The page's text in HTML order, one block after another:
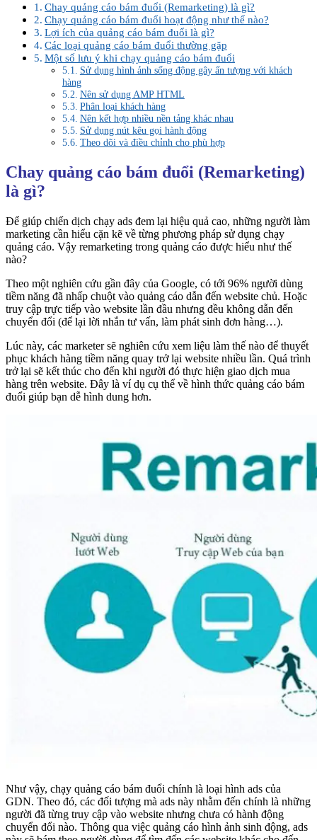
Chay quảng cáo bám đuổi (Remarketing) là gì?
Chạy quảng cáo bám đuổi hoạt động như thế nào?
Lợi ích của quảng cáo bám đuổi là gì?
Các loại quảng cáo bám đuổi thường gặp
Một số lưu ý khi chạy quảng cáo bám đuổi
Sử dụng hình ảnh sống động gây ấn tượng với khách
hàng
Nên sử dụng AMP HTML
Phân loại khách hàng
Nên kết hợp nhiều nền tảng khác nhau
Sử dụng nút kêu gọi hành động
Theo dõi và điều chỉnh cho phù hợp
Chay quảng cáo bám đuổi (Remarketing)
là gì?
Để giúp chiến dịch chạy ads đem lại hiệu quả cao, những người làm
marketing cần hiểu cặn kẽ về từng phương pháp sử dụng chạy
quảng cáo. Vậy remarketing trong quảng cáo được hiểu như thế
nào?
Theo một nghiên cứu gần đây của Google, có tới 96% người dùng
tiềm năng đã nhấp chuột vào quảng cáo dẫn đến website chủ. Hoặc
truy cập trực tiếp vào website lần đầu nhưng đều không dẫn đến
chuyển đổi (để lại lời nhắn tư vấn, làm phát sinh đơn hàng…).
Lúc này, các marketer sẽ nghiên cứu xem liệu làm thế nào để thuyết
phục khách hàng tiềm năng quay trở lại website nhiều lần. Quá trình
trở lại sẽ kết thúc cho đến khi người đó thực hiện giao dịch mua
hàng trên website. Đây là ví dụ cụ thể về hình thức quảng cáo bám
đuổi giúp bạn dễ hình dung hơn.
Như vậy, chạy quảng cáo bám đuổi chính là loại hình ads của
GDN. Theo đó, các đối tượng mà ads này nhằm đến chính là những
người đã từng truy cập vào website nhưng chưa có hành động
chuyển đổi nào. Thông qua việc quảng cáo hình ảnh sinh động, ads